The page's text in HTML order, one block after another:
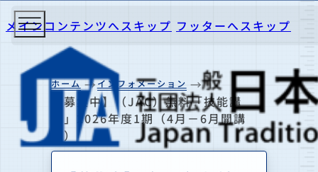
メインコンテンツへスキップ フッターへスキップ
ホーム インフォメーション
【募集中】（JAC）無料「技能講
習」2026年度1期（4月－6月開講
分）